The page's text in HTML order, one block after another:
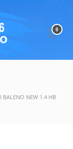
0
BALENO NEW 1.4 HB